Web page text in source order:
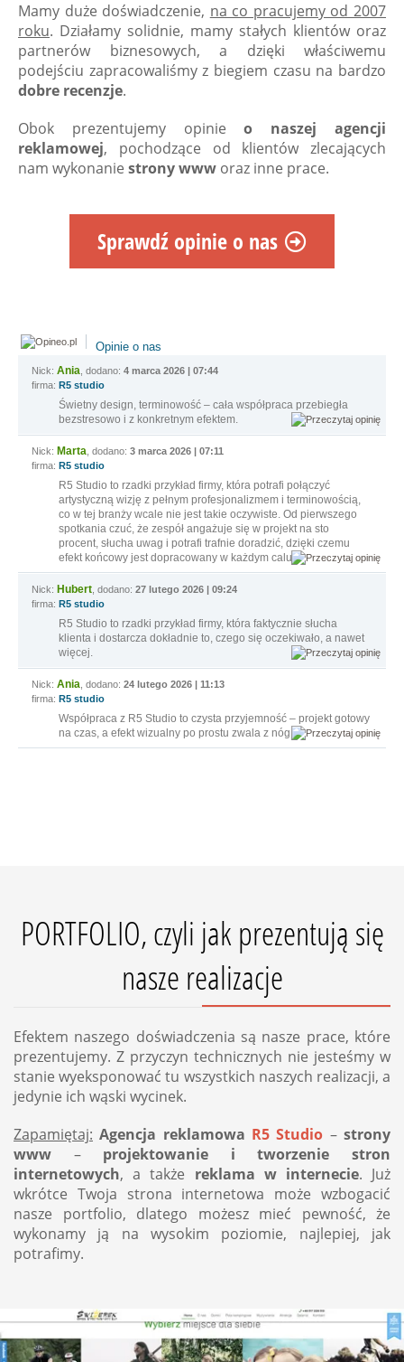
Mamy duże doświadczenie, na co pracujemy od 2007
roku. Działamy solidnie, mamy stałych klientów oraz
partnerów biznesowych, a dzięki właściwemu
podejściu zapracowaliśmy z biegiem czasu na bardzo
dobre recenzje.
Obok prezentujemy opinieo naszej agencji
reklamowej, pochodzące od klientów zlecających
nam wykonanie strony www oraz inne prace.
Sprawdź opinie o nas
Opinie o nas
Nick: Ania , dodano: 4 marca 2026 | 07:44
firma: R5 studio
Świetny design, terminowość – cała współpraca przebiegła
bezstresowo i z konkretnym efektem.
Nick: Marta , dodano: 3 marca 2026 | 07:11
firma: R5 studio
R5 Studio to rzadki przykład firmy, która potrafi połączyć
artystyczną wizję z pełnym profesjonalizmem i terminowością,
co w tej branży wcale nie jest takie oczywiste. Od pierwszego
spotkania czuć, że zespół angażuje się w projekt na sto
procent, słucha uwag i potrafi trafnie doradzić, dzięki czemu
efekt końcowy jest dopracowany w każdym calu.
Nick: Hubert , dodano: 27 lutego 2026 | 09:24
firma: R5 studio
R5 Studio to rzadki przykład firmy, która faktycznie słucha
klienta i dostarcza dokładnie to, czego się oczekiwało, a nawet
więcej.
Nick: Ania , dodano: 24 lutego 2026 | 11:13
firma: R5 studio
Współpraca z R5 Studio to czysta przyjemność – projekt gotowy
na czas, a efekt wizualny po prostu zwala z nóg.
PORTFOLIO, czyli jak prezentują się
nasze realizacje
Efektem naszego doświadczenia są nasze prace, które
prezentujemy. Z przyczyn technicznych nie jesteśmy w
stanie wyeksponować tu wszystkich naszych realizacji, a
jedynie ich wąski wycinek.
Zapamiętaj: Agencja reklamowa R5 Studio –strony
www – projektowanie i tworzenie stron
internetowych, a także reklama w internecie. Już
wkrótce Twoja strona internetowa może wzbogacić
nasze portfolio, dlatego możesz mieć pewność, że
wykonamy ją na wysokim poziomie, najlepiej, jak
potrafimy.